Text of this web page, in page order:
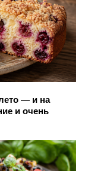
— и на
и очень